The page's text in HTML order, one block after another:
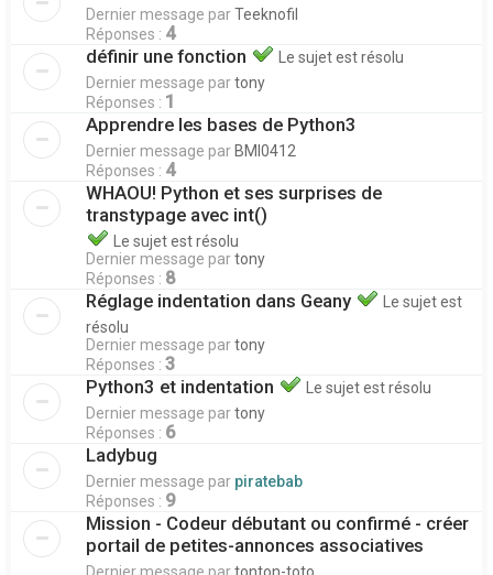
Dernier message parTeeknofil
Réponses : 4
définir une fonction
Le sujet est résolu
Dernier message partony
Réponses : 1
Apprendre les bases de Python3
Dernier message par BMI0412
Réponses : 4
WHAOU! Python et ses surprises de
transtypage avec int()
Le sujet est résolu
Dernier message partony
Réponses : 8
Réglage indentation dans Geany
Le sujet est
résolu
Dernier message partony
Réponses : 3
Python3 et indentation
Le sujet est résolu
Dernier message partony
Réponses : 6
Ladybug
Dernier message par piratebab
Réponses : 9
Mission - Codeur débutant ou confirmé - créer
portail de petites-annonces associatives